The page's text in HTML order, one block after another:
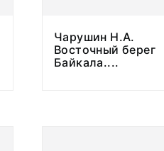
Чарушин Н.А.
Восточный берег
Байкала....